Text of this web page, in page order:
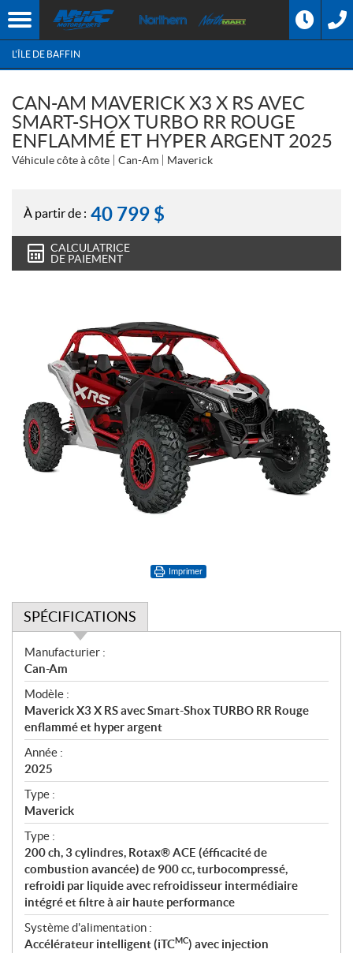
L'ÎLE DE BAFFIN
CAN-AM MAVERICK X3 X RS AVEC
SMART-SHOX TURBO RR ROUGE
ENFLAMMÉ ET HYPER ARGENT 2025
Véhicule côte à côte Can-Am Maverick
À partir de : 40 799 $
CALCULATRICE
DE PAIEMENT
Imprimer
SPÉCIFICATIONS
S
p
é
c
i
f
i
c
a
t
i
o
n
s
Manufacturier :
Can-Am
Modèle :
Maverick X3 X RS avec Smart-Shox TURBO RR Rouge
enflammé et hyper argent
Année :
2025
Type :
Maverick
Type :
200 ch, 3 cylindres, Rotax® ACE (éfficacité de
combustion avancée) de 900 cc, turbocompressé,
refroidi par liquide avec refroidisseur intermédiaire
intégré et filtre à air haute performance
Système d'alimentation :
Accélérateur intelligent (iTCMC) avec injection